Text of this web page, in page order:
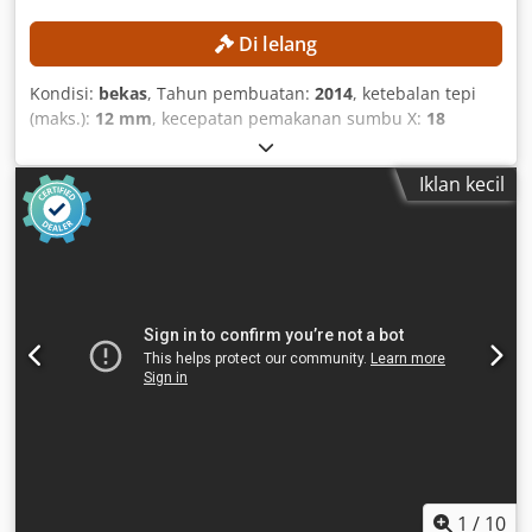
power: 13 kW EQUIPMENT PC 16 control system CE marking
Di lelang
Kondisi: bekas, Tahun pembuatan: 2014, ketebalan tepi
(maks.): 12 mm, kecepatan pemakanan sumbu X: 18
, RINCIAN TEKNIS Dimensi Benda Kerja Tinggi
pelat minimum: 10 mm Tinggi pelat maksimum: 60 mm
Lebar pelat minimum: 70 mm Ketebalan tepi minimum: 0,4
mm Ketebalan tepi maksimum: 12 mm Kecepatan umpan
maksimum: 18 m/menit Umpan dan Pemandu Penekan
2,2 kW Pelapisan Tepi Magazin rol tepi Wadah lem untuk
lem lelehan EVA Pemanas awal untuk lem lelehan EVA
Sistem udara panas: AIRTEK Jumlah rol penekan: 4
Iklan kecil
1 / 10